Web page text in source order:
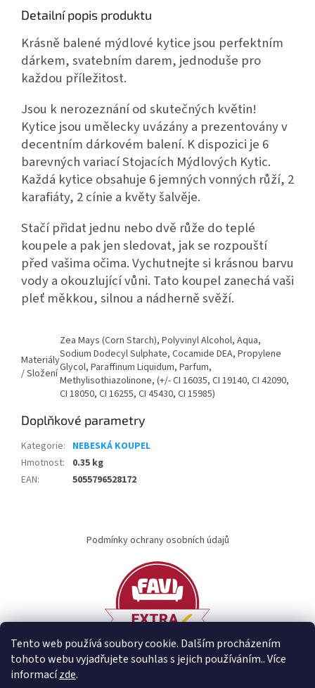
Tento web používá soubory cookie. Dalším procházením
tohoto webu vyjadřujete souhlas s jejich používáním.. Více
informacízde.
Detailní popis produktu
Krásně balené mýdlové kytice jsou perfektním
dárkem, svatebním darem, jednoduše pro
každou příležitost.
Jsou k nerozeznání od skutečných květin!
Kytice jsou umělecky uvázány a prezentovány v
decentním dárkovém balení. K dispozici je 6
barevných variací Stojacích Mýdlových Kytic.
Každá kytice obsahuje 6 jemných vonných růží, 2
karafiáty, 2 cínie a květy šalvěje.
Stačí přidat jednu nebo dvě růže do teplé
koupele a pak jen sledovat, jak se rozpouští
před vašima očima. Vychutnejte si krásnou barvu
vody a okouzlující vůni. Tato koupel zanechá vaši
pleť měkkou, silnou a nádherně svěží.
Materiály
/ Složení
Zea Mays (Corn Starch), Polyvinyl Alcohol, Aqua,
Sodium Dodecyl Sulphate, Cocamide DEA, Propylene
Glycol, Paraffinum Liquidum, Parfum,
Methylisothiazolinone, (+/- CI 16035, CI 19140, CI 42090,
CI 18050, CI 16255, CI 45430, CI 15985)
Doplňkové parametry
Kategorie: NEBESKÁ KOUPEL
Hmotnost:
0.35 kg
EAN: 5055796528172
Podmínky ochrany osobních údajů